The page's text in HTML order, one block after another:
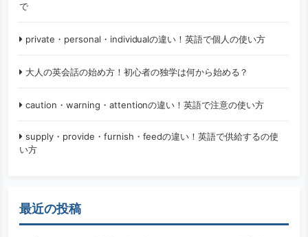
で
private・personal・individualの違い！英語で個人の使い方
大人の英会話の始め方！初心者の独学は何から始める？
caution・warning・attentionの違い！英語で注意の使い方
supply・provide・furnish・feedの違い！英語で供給するの使
い方
最近の投稿